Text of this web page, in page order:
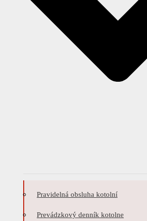
Pravidelná obsluha kotolní
Prevádzkový denník kotolne